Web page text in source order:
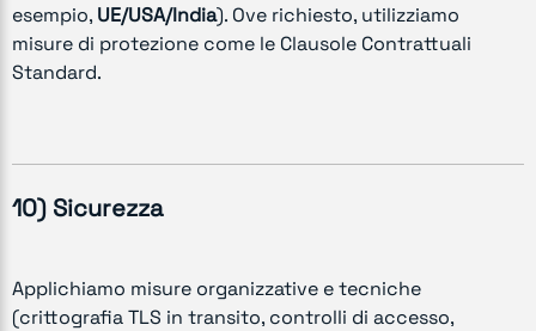
esempio, UE/USA/India). Ove richiesto, utilizziamo
misure di protezione come le Clausole Contrattuali
Standard.
10) Sicurezza
Applichiamo misure organizzative e tecniche
(crittografia TLS in transito, controlli di accesso,